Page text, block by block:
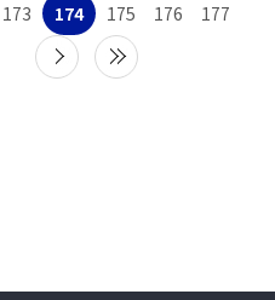
173 174 175 176
177